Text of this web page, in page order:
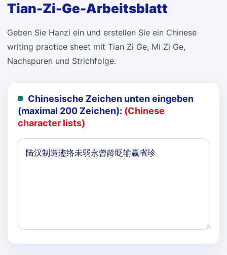
Tian-Zi-Ge-Arbeitsblatt
Geben Sie Hanzi ein und erstellen Sie ein Chinese
writing practice sheet mit Tian Zi Ge, Mi Zi Ge,
Nachspuren und Strichfolge.
Chinesische Zeichen unten eingeben
(maximal 200 Zeichen): (Chinese
character lists)